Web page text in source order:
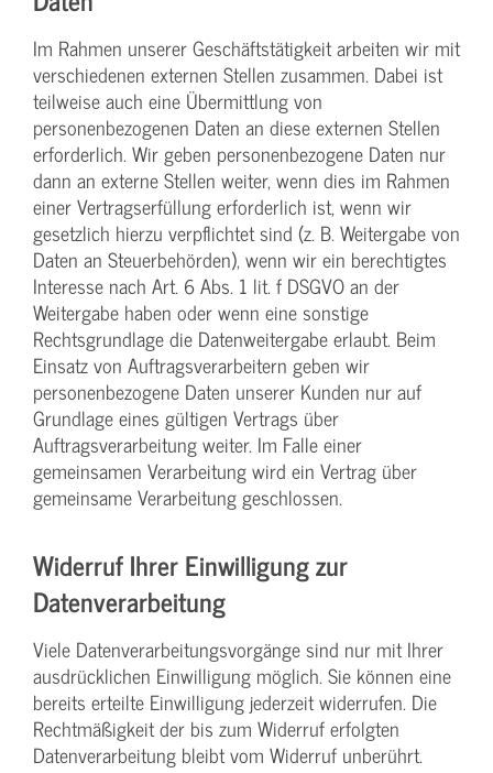
Im Rahmen unserer Geschäftstätigkeit arbeiten wir mit
verschiedenen externen Stellen zusammen. Dabei ist
teilweise auch eine Übermittlung von
personenbezogenen Daten an diese externen Stellen
erforderlich. Wir geben personenbezogene Daten nur
dann an externe Stellen weiter, wenn dies im Rahmen
einer Vertragserfüllung erforderlich ist, wenn wir
gesetzlich hierzu verpflichtet sind (z. B. Weitergabe von
Daten an Steuerbehörden), wenn wir ein berechtigtes
Interesse nach Art. 6 Abs. 1 lit. f DSGVO an der
Weitergabe haben oder wenn eine sonstige
Rechtsgrundlage die Datenweitergabe erlaubt. Beim
Einsatz von Auftragsverarbeitern geben wir
personenbezogene Daten unserer Kunden nur auf
Grundlage eines gültigen Vertrags über
Auftragsverarbeitung weiter. Im Falle einer
gemeinsamen Verarbeitung wird ein Vertrag über
gemeinsame Verarbeitung geschlossen.
Widerruf Ihrer Einwilligung zur
Datenverarbeitung
Viele Datenverarbeitungsvorgänge sind nur mit Ihrer
ausdrücklichen Einwilligung möglich. Sie können eine
bereits erteilte Einwilligung jederzeit widerrufen. Die
Rechtmäßigkeit der bis zum Widerruf erfolgten
Datenverarbeitung bleibt vom Widerruf unberührt.